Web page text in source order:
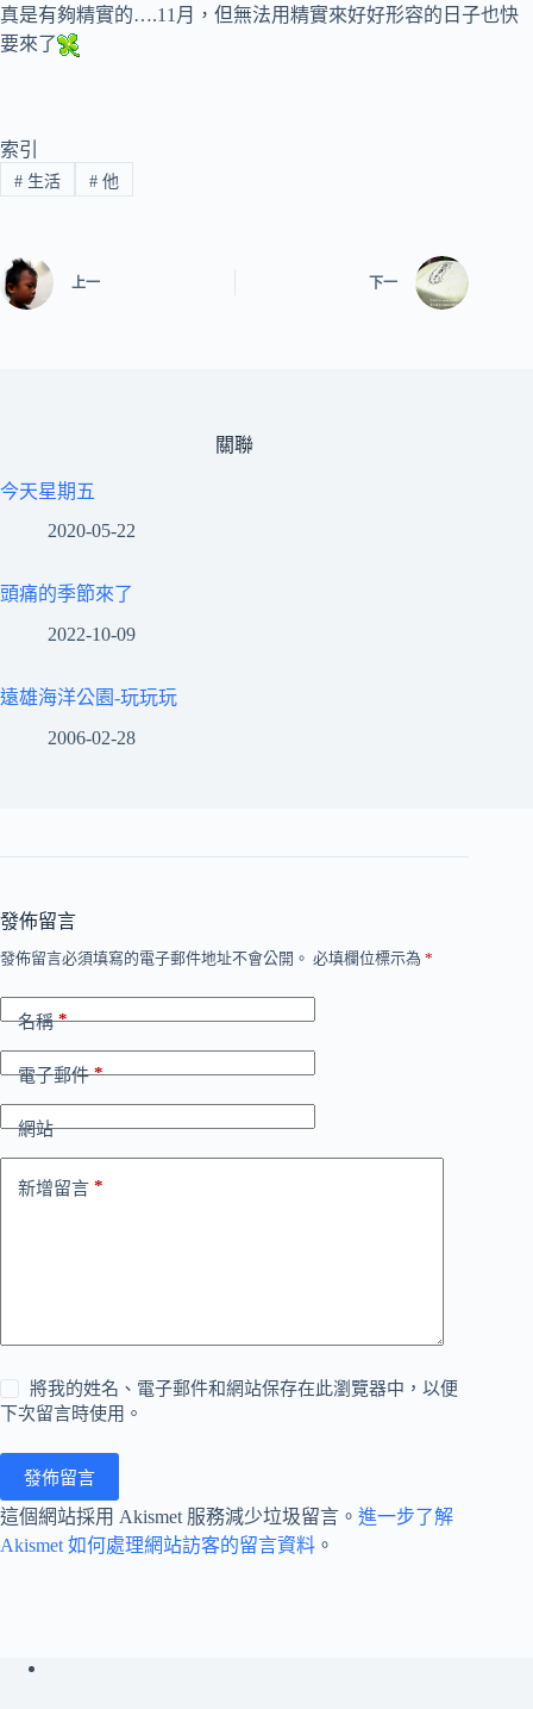
真是有夠精實的….11月，但無法用精實來好好形容的日子也快
要來了
索引
#生活 #他
上一 下一
關聯
今天星期五
2020-05-22
頭痛的季節來了
2022-10-09
遠雄海洋公園-玩玩玩
2006-02-28
發佈留言
發佈留言必須填寫的電子郵件地址不會公開。 必填欄位標示為 *
名稱*
電子郵件*
網站
新增留言 *
將我的姓名、電子郵件和網站保存在此瀏覽器中，以便
下次留言時使用。
發佈留言
這個網站採用 Akismet 服務減少垃圾留言。 進一步了解
Akismet 如何處理網站訪客的留言資料 。